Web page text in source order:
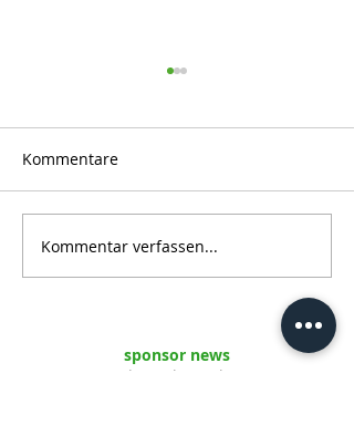
Jetzt Top-Sponsor des BBL-
Pokals
Kommentare
Kommentar verfassen...
sponsor news
Udo Kürbs Verlag